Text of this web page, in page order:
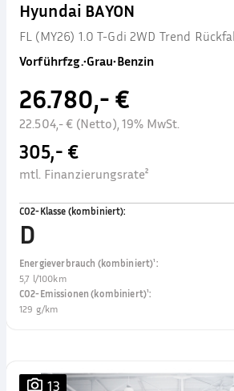
Hyundai BAYON
FL (MY26) 1.0 T-Gdi 2WD Trend
Vorführfzg.•Grau•Benzin
26.780,- €
22.504,- € (Netto), 19% MwSt.
305,- €
mtl. Finanzierungsrate²
CO2-Klasse (kombiniert):
D
Energieverbrauch (kombiniert)¹:
5,7 l/100km
CO2-Emissionen (kombiniert)¹:
129 g/km
13